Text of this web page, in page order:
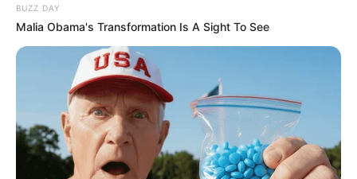
BUZZ DAY
Malia Obama's Transformation Is A Sight To See